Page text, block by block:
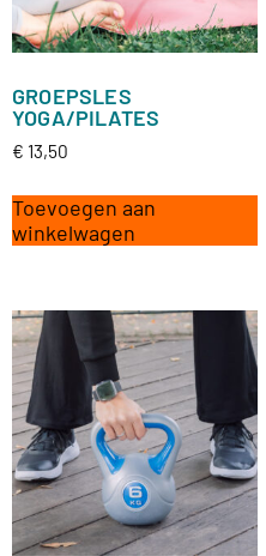
GROEPSLES
YOGA/PILATES
€ 13,50
Toevoegen aan
winkelwagen